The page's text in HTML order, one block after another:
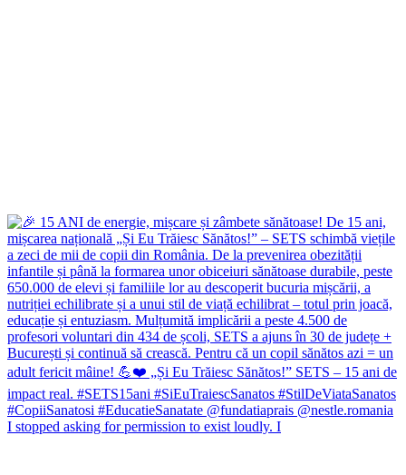
I stopped asking for permission to exist loudly. I